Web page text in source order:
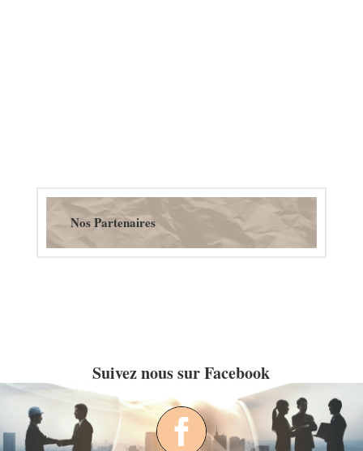
Nos Partenaires
Suivez nous sur Facebook
